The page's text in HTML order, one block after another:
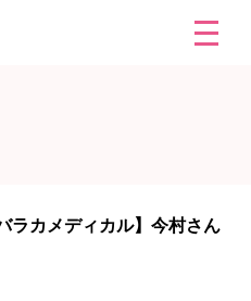
ラカメディカル】今村さん